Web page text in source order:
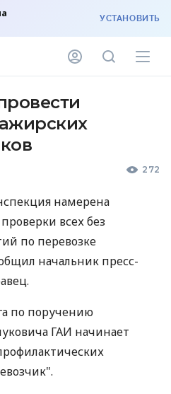
УСТАНОВИТЬ
272
намерена
всех без
по перевозке
начальник пресс-
по поручению
ГАИ начинает